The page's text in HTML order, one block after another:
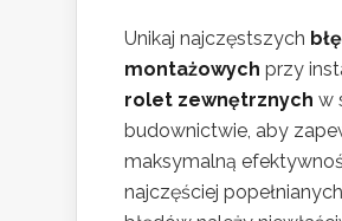
Unikaj najczęstszych
montażowych przy
rolet zewnętrznych w
budownictwie, aby
maksymalną
najczęściej popełnianych